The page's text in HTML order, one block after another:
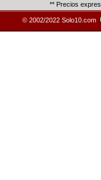
** Precios
© 2002/2022 Solo10.com